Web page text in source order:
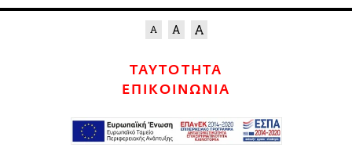
ΤΑΥΤΟΤΗΤΑ
ΕΠΙΚΟΙΝΩΝΙΑ